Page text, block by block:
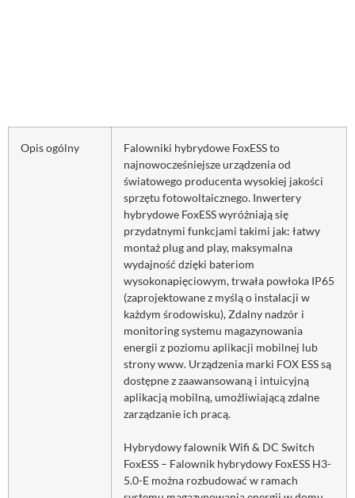
Opis ogólny
Falowniki hybrydowe FoxESS to
najnowocześniejsze urządzenia od
światowego producenta wysokiej jakości
sprzętu fotowoltaicznego. Inwertery
hybrydowe FoxESS wyróżniają się
przydatnymi funkcjami takimi jak: łatwy
montaż plug and play, maksymalna
wydajność dzięki bateriom
wysokonapięciowym, trwała powłoka IP65
(zaprojektowane z myślą o instalacji w
każdym środowisku), Zdalny nadzór i
monitoring systemu magazynowania
energii z poziomu aplikacji mobilnej lub
strony www. Urządzenia marki FOX ESS są
dostępne z zaawansowaną i intuicyjną
aplikacją mobilną, umożliwiającą zdalne
zarządzanie ich pracą.
Hybrydowy falownik Wifi & DC Switch
FoxESS – Falownik hybrydowy FoxESS H3-
5.0-E można rozbudować w ramach